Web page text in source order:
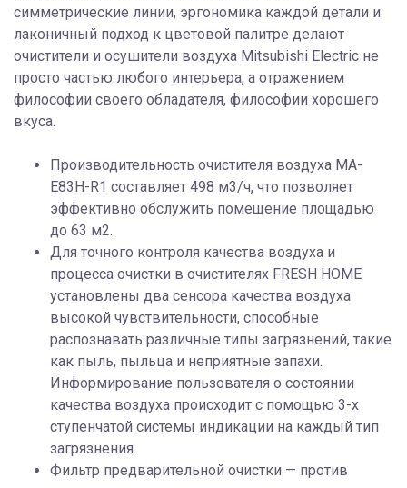
симметрические линии, эргономика каждой детали и
лаконичный подход к цветовой палитре делают
очистители и осушители воздуха Mitsubishi Electric не
просто частью любого интерьера, а отражением
философии своего обладателя, философии хорошего
вкуса.
Производительность очистителя воздуха MA-
E83H-R1 составляет 498 м3/ч, что позволяет
эффективно обслужить помещение площадью
до 63 м2.
Для точного контроля качества воздуха и
процесса очистки в очистителях FRESH HOME
установлены два сенсора качества воздуха
высокой чувствительности, способные
распознавать различные типы загрязнений, такие
как пыль, пыльца и неприятные запахи.
Информирование пользователя о состоянии
качества воздуха происходит с помощью 3-х
ступенчатой системы индикации на каждый тип
загрязнения.
Фильтр предварительной очистки — против